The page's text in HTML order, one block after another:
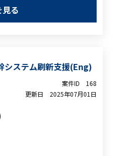
価の判断はお客様が行いま
料をレポートして上げる業
ューの受付、問い合わせ対
対応（8：00－20：00以内
設定するルールあり）
の理解（レビュー対象のシ
よび構成図からシステム概
（NW、サーバ、クラウド
ティに関する基本的な知識
メント、システム監査など
、設計・構築経験
る
システム刷新支援(Eng)
案件ID
168
更新日
2025年07月01日